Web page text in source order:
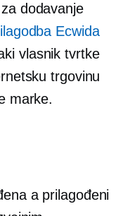
dodavanje
Ecwida
vlasnik tvrtke
trgovinu
marke.
a prilagođeni